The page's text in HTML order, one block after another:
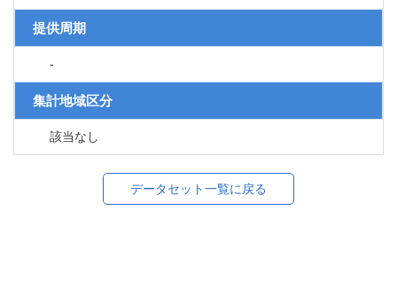
提供周期
-
集計地域区分
該当なし
データセット一覧に戻る